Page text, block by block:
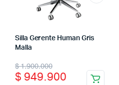
Silla Gerente Human Gris
Malla
$1.900.000
$ 949.900